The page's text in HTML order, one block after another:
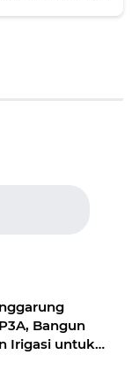
Bangun
Irigasi untuk